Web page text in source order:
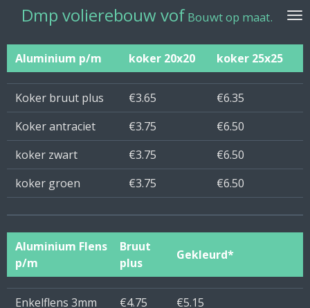
naar
de
hoofdinhoud
Dmp volierebouw vof Bouwt op maat.
Aluminium p/m koker 20x20 koker 25x25
Koker bruut plus €3.65
€6.35
Koker antraciet
€3.75
€6.50
koker zwart
€3.75
€6.50
koker groen
€3.75 €6.50
Aluminium Flens
p/m
Bruut
plus
Gekleurd*
Enkelflens 3mm €4.75
€5.15